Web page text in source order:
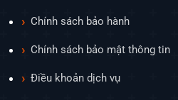
Chính sách bảo hành
Chính sách bảo mật thông tin
Điều khoản dịch vụ